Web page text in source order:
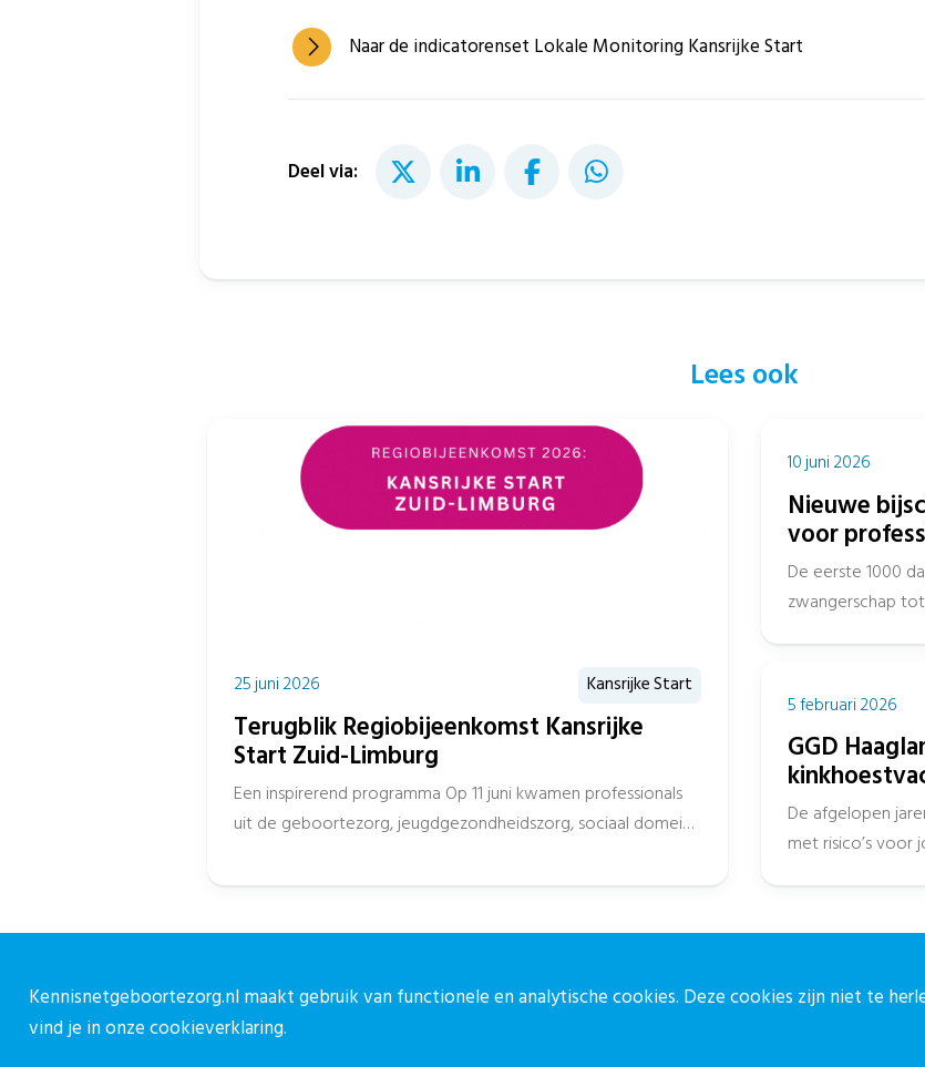
Naar de indicatorenset Lokale Monitoring Kansrijke Start
Deel via:
Lees ook
25 juni 2026 Kansrijke Start
Terugblik Regiobijeenkomst Kansrijke
Start Zuid-Limburg
Een inspirerend programma Op 11 juni kwamen professionals
uit de geboortezorg, jeugdgezondheidszorg, sociaal domein,
10 juni 2026
Nieuwe
voor
sociaal
De eerste 1000
zwangerschap
5 februari 2026
GGD
De afgelopen
met risico’s voor
Over CPZ Contact Blijf
Kennisnetgeboortezorg.nl maakt gebruik van functionele en analytische cookies. Deze cookies zijn niet te
vind je in onzecookieverklaring.